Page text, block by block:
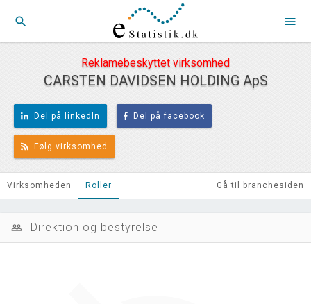
search menu
Reklamebeskyttet virksomhed
CARSTEN DAVIDSEN HOLDING ApS
Del på linkedIn Del på facebook
Følg virksomhed
Virksomheden Roller Gå til branchesiden
people_outline Direktion og bestyrelse